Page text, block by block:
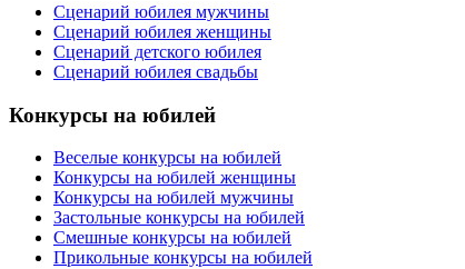
Сценарий юбилея мужчины
Сценарий юбилея женщины
Сценарий детского юбилея
Сценарий юбилея свадьбы
Конкурсы на юбилей
Веселые конкурсы на юбилей
Конкурсы на юбилей женщины
Конкурсы на юбилей мужчины
Застольные конкурсы на юбилей
Смешные конкурсы на юбилей
Прикольные конкурсы на юбилей